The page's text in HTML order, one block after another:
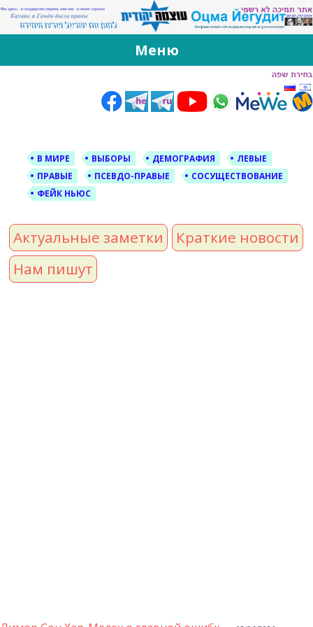
За Оцма Йегудит
עוצמה יהודית ברוסית ובעברית
Меню
В МИРЕ ВЫБОРЫ ДЕМОГРАФИЯ
ЛЕВЫЕ
ПРАВЫЕ
ПСЕВДО-ПРАВЫЕ
СОСУЩЕСТВОВАНИЕ
ФЕЙК НЬЮС
Актуальные заметки
Краткие новости
Нам пишут